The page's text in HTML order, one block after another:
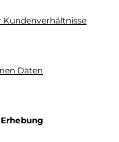
Kundenverhältnisse
Daten